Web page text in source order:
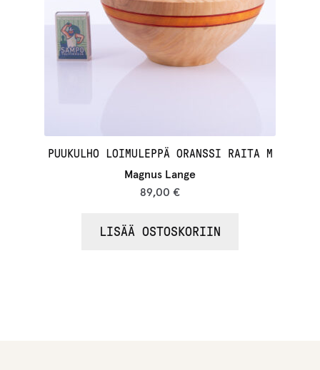
PUUKULHO LOIMULEPPÄ ORANSSI RAITA M
Magnus Lange
89,00 €
LISÄÄ OSTOSKORIIN